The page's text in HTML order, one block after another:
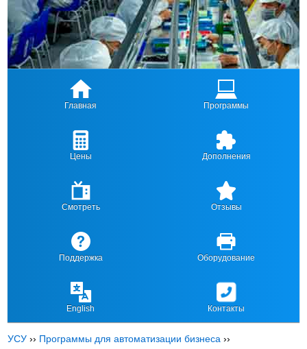
Главная Программы
Цены Дополнения
Смотреть Отзывы
Поддержка Оборудование
English Контакты
УСУ ›› Программы для автоматизации бизнеса ››